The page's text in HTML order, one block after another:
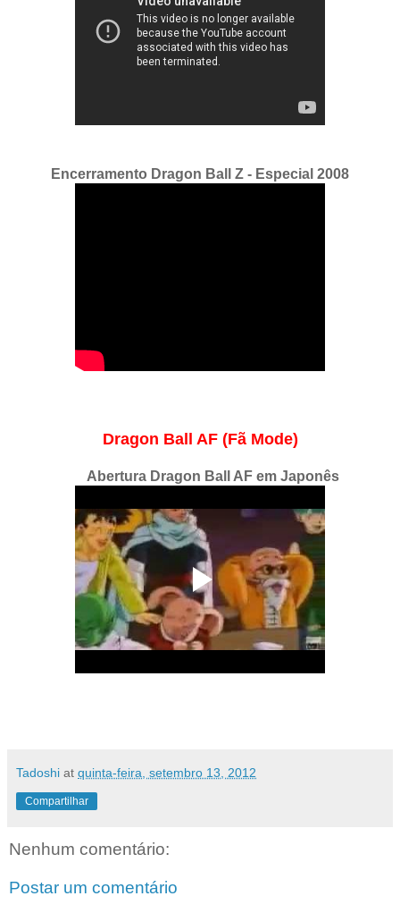
Encerramento Dragon Ball Z - Especial 2008
Dragon Ball AF (Fã Mode)
Abertura Dragon Ball AF em Japonês
Tadoshi at quinta-feira, setembro 13, 2012
Compartilhar
Nenhum comentário:
Postar um comentário